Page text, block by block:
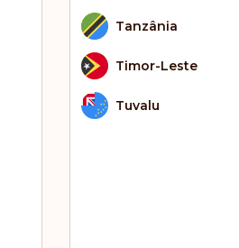
Tanzânia
Timor-Leste
Tuvalu